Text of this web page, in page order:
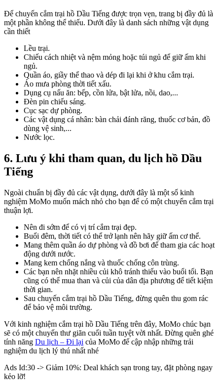
Để chuyến cắm trại hồ Dầu Tiếng được trọn vẹn, trang bị đầy đủ là
một phần không thể thiếu. Dưới đây là danh sách những vật dụng
cần thiết
Lều trại.
Chiếu cách nhiệt và nệm mỏng hoặc túi ngủ để giữ ấm khi
ngủ.
Quần áo, giầy thể thao và dép đi lại khi ở khu cắm trại.
Áo mưa phòng thời tiết xấu.
Dụng cụ nấu ăn: bếp, cồn lửa, bật lửa, nồi, dao,...
Đèn pin chiếu sáng.
Cục sạc dự phòng.
Các vật dụng cá nhân: bàn chải đánh răng, thuốc cơ bản, đồ
dùng vệ sinh,...
Nước lọc.
6. Lưu ý khi tham quan, du lịch hồ Dầu
Tiếng
Ngoài chuẩn bị đầy đủ các vật dụng, dưới đây là một số kinh
nghiệm MoMo muốn mách nhỏ cho bạn để có một chuyến cắm trại
thuận lợi.
Nên đi sớm để có vị trí cắm trại đẹp.
Buổi đêm, thời tiết có thể trở lạnh nên hãy giữ ấm cơ thể.
Mang thêm quần áo dự phòng và đồ bơi để tham gia các hoạt
động dưới nước.
Mang kem chống nắng và thuốc chống côn trùng.
Các bạn nên nhặt nhiều củi khô tránh thiếu vào buổi tối. Bạn
cũng có thể mua than và củi của dân địa phương để tiết kiệm
thời gian.
Sau chuyến cắm trại hồ Dầu Tiếng, đừng quên thu gom rác
để bảo vệ môi trường.
Với kinh nghiệm cắm trại hồ Dầu Tiếng trên đây, MoMo chúc bạn
sẽ có một chuyến thư giãn cuối tuần tuyệt vời nhất. Đừng quên ghé
tính năng Du lịch – Đi lại của MoMo để cập nhập những trải
nghiệm du lịch lý thú nhất nhé
Ads Id:30 -> Giảm 10%: Deal khách sạn trong tay, đặt phòng ngay
kẻo lỡ!